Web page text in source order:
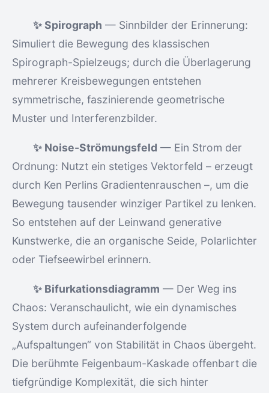
✨ Spirograph — Sinnbilder der Erinnerung:
Simuliert die Bewegung des klassischen
Spirograph-Spielzeugs; durch die Überlagerung
mehrerer Kreisbewegungen entstehen
symmetrische, faszinierende geometrische
Muster und Interferenzbilder.
✨ Noise-Strömungsfeld — Ein Strom der
Ordnung: Nutzt ein stetiges Vektorfeld – erzeugt
durch Ken Perlins Gradientenrauschen –, um die
Bewegung tausender winziger Partikel zu lenken.
So entstehen auf der Leinwand generative
Kunstwerke, die an organische Seide, Polarlichter
oder Tiefseewirbel erinnern.
✨ Bifurkationsdiagramm — Der Weg ins
Chaos: Veranschaulicht, wie ein dynamisches
System durch aufeinanderfolgende
„Aufspaltungen“ von Stabilität in Chaos übergeht.
Die berühmte Feigenbaum-Kaskade offenbart die
tiefgründige Komplexität, die sich hinter